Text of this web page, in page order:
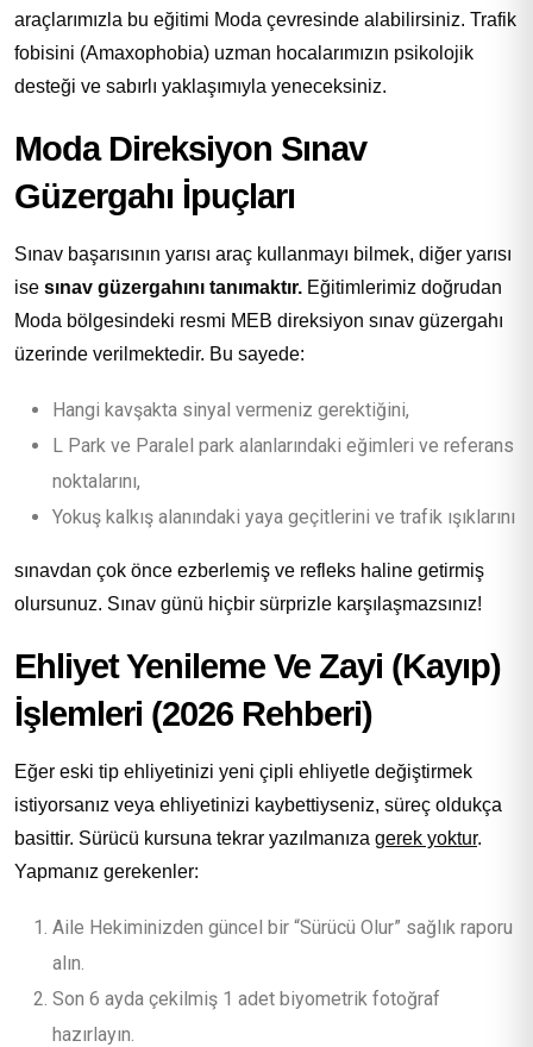
araçlarımızla bu eğitimi Moda çevresinde alabilirsiniz. Trafik
fobisini (Amaxophobia) uzman hocalarımızın psikolojik
desteği ve sabırlı yaklaşımıyla yeneceksiniz.
Moda Direksiyon Sınav
Güzergahı İpuçları
Sınav başarısının yarısı araç kullanmayı bilmek, diğer yarısı
ise sınav güzergahını tanımaktır. Eğitimlerimiz doğrudan
Moda bölgesindeki resmi MEB direksiyon sınav güzergahı
üzerinde verilmektedir. Bu sayede:
Hangi kavşakta sinyal vermeniz gerektiğini,
L Park ve Paralel park alanlarındaki eğimleri ve referans
noktalarını,
Yokuş kalkış alanındaki yaya geçitlerini ve trafik ışıklarını
sınavdan çok önce ezberlemiş ve refleks haline getirmiş
olursunuz. Sınav günü hiçbir sürprizle karşılaşmazsınız!
Ehliyet Yenileme Ve Zayi (Kayıp)
İşlemleri (2026 Rehberi)
Eğer eski tip ehliyetinizi yeni çipli ehliyetle değiştirmek
istiyorsanız veya ehliyetinizi kaybettiyseniz, süreç oldukça
basittir. Sürücü kursuna tekrar yazılmanıza gerek yoktur.
Yapmanız gerekenler:
Aile Hekiminizden güncel bir “Sürücü Olur” sağlık raporu
alın.
Son 6 ayda çekilmiş 1 adet biyometrik fotoğraf
hazırlayın.